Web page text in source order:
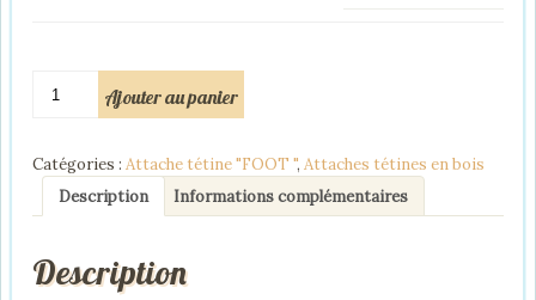
bois
modèle
garçon
personnalisé
Ajouter au panier
Catégories : Attache tétine "FOOT ", Attaches tétines en bois
Description
Informations complémentaires
Description